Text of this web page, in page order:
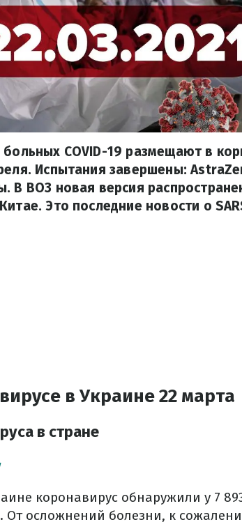
COVID-19 размещают в
Испытания завершены:
В ВОЗ новая версия
Это последние новости о
в Украине 22 марта
в стране
коронавирус обнаружили у 7
От осложнений болезни, к